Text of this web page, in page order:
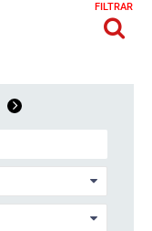
FILTRAR